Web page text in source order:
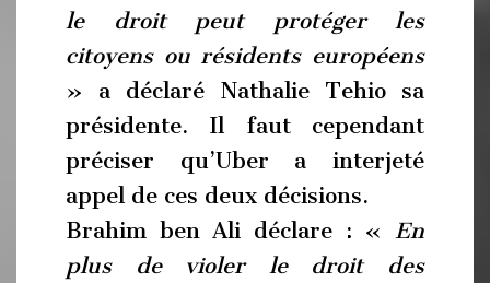
le droit peut protéger les
citoyens ou résidents européens
» a déclaré Nathalie Tehio sa
présidente. Il faut cependant
préciser qu’Uber a interjeté
appel de ces deux décisions.
Brahim ben Ali déclare : « En
plus de violer le droit des